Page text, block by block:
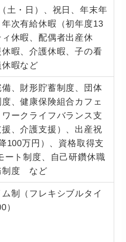
土・日）、祝日、年末年
次有給休暇（初年度13
休暇、配偶者出産休
暇、介護休暇、子の看
暇など
、財形貯蓄制度、団体
、健康保険組合カフェ
ークライフバランス支
、介護支援）、出産祝
100万円）、資格取得支
ート制度、自己研鑽休職
制度 など
制（フレキシブルタイ
）